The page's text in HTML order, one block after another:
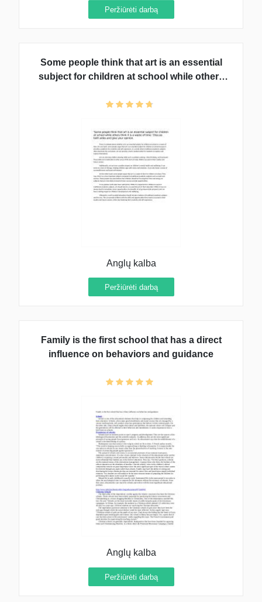
Peržiūrėti darbą
Some people think that art is an essential
subject for children at school while others
Anglų kalba
Peržiūrėti darbą
Family is the first school that has a direct
influence on behaviors and guidance
Anglų kalba
Peržiūrėti darbą